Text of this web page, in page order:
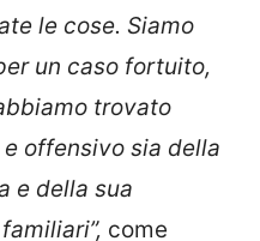
le cose. Siamo
un caso fortuito,
trovato
offensivo sia della
e della sua
come